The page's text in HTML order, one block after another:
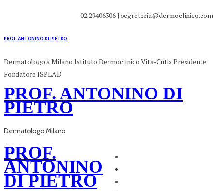
02.29406306 | segreteria@dermoclinico.com
PROF. ANTONINO DI PIETRO
Dermatologo a Milano Istituto Dermoclinico Vita-Cutis Presidente
Fondatore ISPLAD
PROF. ANTONINO DI
PIETRO
Dermatologo Milano
PROF.
ANTONINO
DI PIETRO